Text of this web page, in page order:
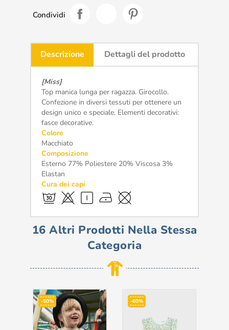
Condividi
Descrizione Dettagli del prodotto
[Miss]
Top manica lunga per ragazza. Girocollo.
Confezione in diversi tessuti per ottenere un
design unico e speciale. Elementi decorativi:
fasce decorative.
Colore
Macchiato
Composizione
Esterno 77% Poliestere 20% Viscosa 3%
Elastan
Cura dei capi
16 Altri Prodotti Nella Stessa
Categoria
-50% -60%